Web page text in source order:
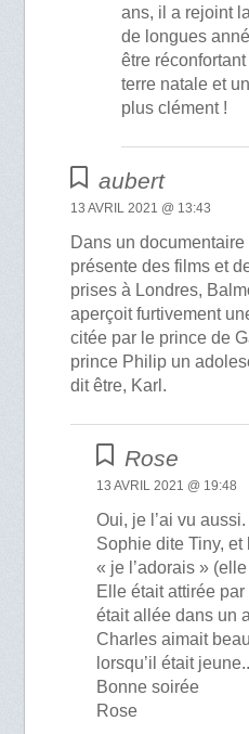
ans, il a rejoint
de longues
être
terre natale et
plus clément !
aubert
13 AVRIL 2021 @ 13:43
Dans un
présente des films et
prises à Londres,
aperçoit furtivement
citée par le prince de
prince Philip un
dit être, Karl.
Rose
13 AVRIL 2021 @ 19:48
Oui, je l’ai vu
Sophie dite Tiny,
« je l’adorais »
Elle était attirée
était allée dans un
Charles aimait
lorsqu’il était jeune..
Bonne soirée
Rose